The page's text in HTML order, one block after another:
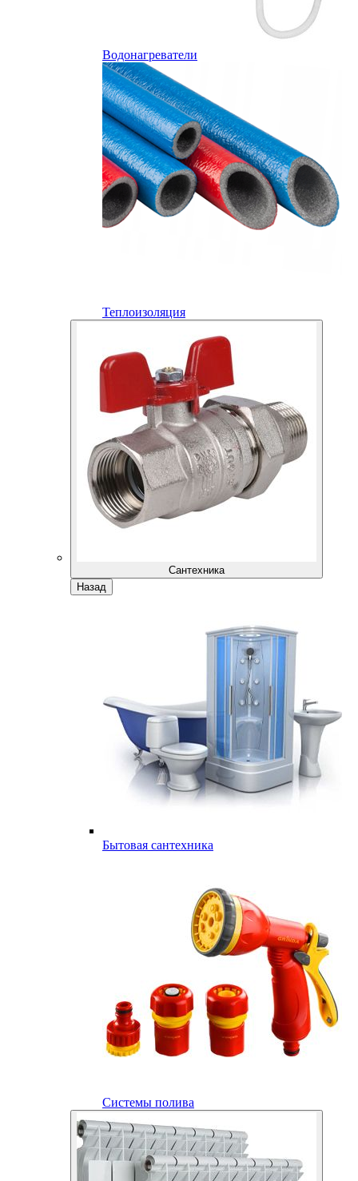
Водонагреватели
Теплоизоляция
Сантехника
Назад
Бытовая сантехника
Системы полива